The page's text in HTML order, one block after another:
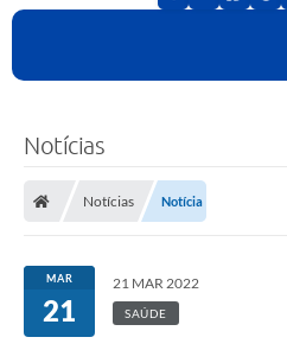
Notícias
Notícias Notícia
MAR
21
21 MAR 2022
SAÚDE